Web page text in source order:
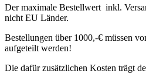
Der maximale Bestellwert inkl.
nicht EU Länder.
Bestellungen über 1000,-€ müssen
aufgeteilt werden!
Die dafür zusätzlichen Kosten trägt